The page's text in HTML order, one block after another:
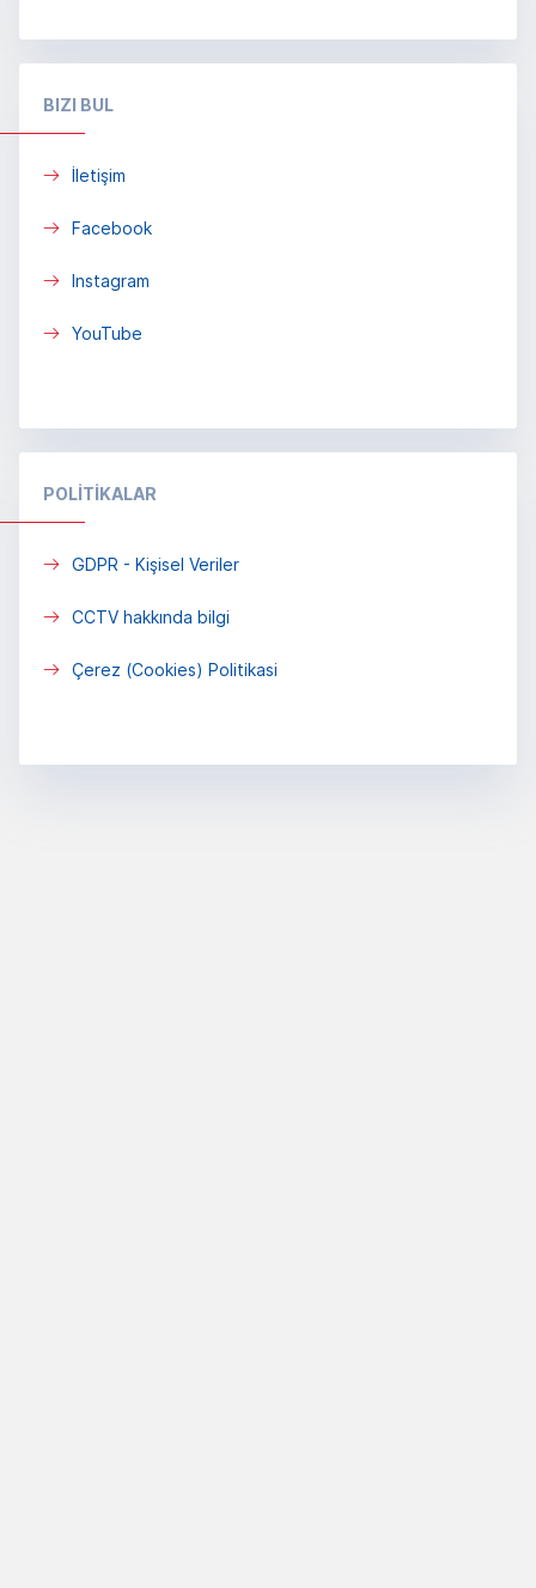
BIZI BUL
İletişim
Facebook
Instagram
YouTube
POLİTİKALAR
GDPR - Kişisel Veriler
CCTV hakkında bilgi
Çerez (Cookies) Politikasi